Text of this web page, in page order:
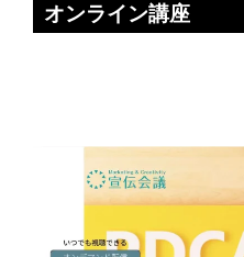
オンライン講座